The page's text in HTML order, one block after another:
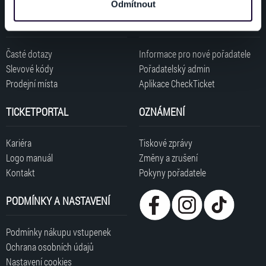
dalšími informacemi, které jste jim poskytli nebo které
získali v důsledku toho, že používáte jejich služby. Jaké
zpracování upravíte zaškrtnutím příslušné varianty. Svoji
volbu můžete kdykoliv změnit v zápatí stránky v záložce
„Cookies a jejich nastavení“.
Odmítnout
ZÁKAZNÍCI
Časté dotazy
Slevové kódy
Prodejní místa
POŘADATELÉ
Informace pro nové pořadatele
Pořadatelský admin
Aplikace CheckTicket
TICKETPORTAL
Kariéra
Logo manuál
Kontakt
OZNÁMENÍ
Tiskové zprávy
Změny a zrušení
Pokyny pořadatele
PODMÍNKY A NASTAVENÍ
Podmínky nákupu vstupenek
Ochrana osobních údajů
Nastavení cookies